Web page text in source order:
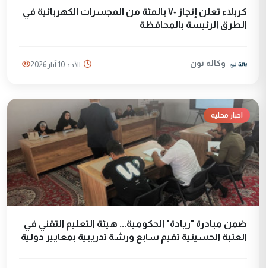
كربلاء تعلن إنجاز ٧٠ بالمئة من المجسرات الكهربائية في
الطرق الرئيسة بالمحافظة
وكالة نون الأحد 10 آيار 2026
اخبار محلية
ضمن مبادرة "ريادة" الحكومية... هيئة التعليم التقني في
العتبة الحسينية تقيم سابع ورشة تدريبية بمعايير دولية